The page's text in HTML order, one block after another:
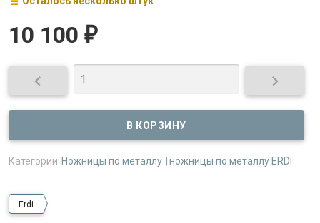
10 100 ₽
 
Категории:Ножницы по металлу ножницы по металлу ERDI
Erdi